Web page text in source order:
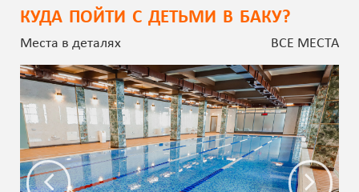
КУДА ПОЙТИ С ДЕТЬМИ В БАКУ?
Места в деталях ВСЕ МЕСТА